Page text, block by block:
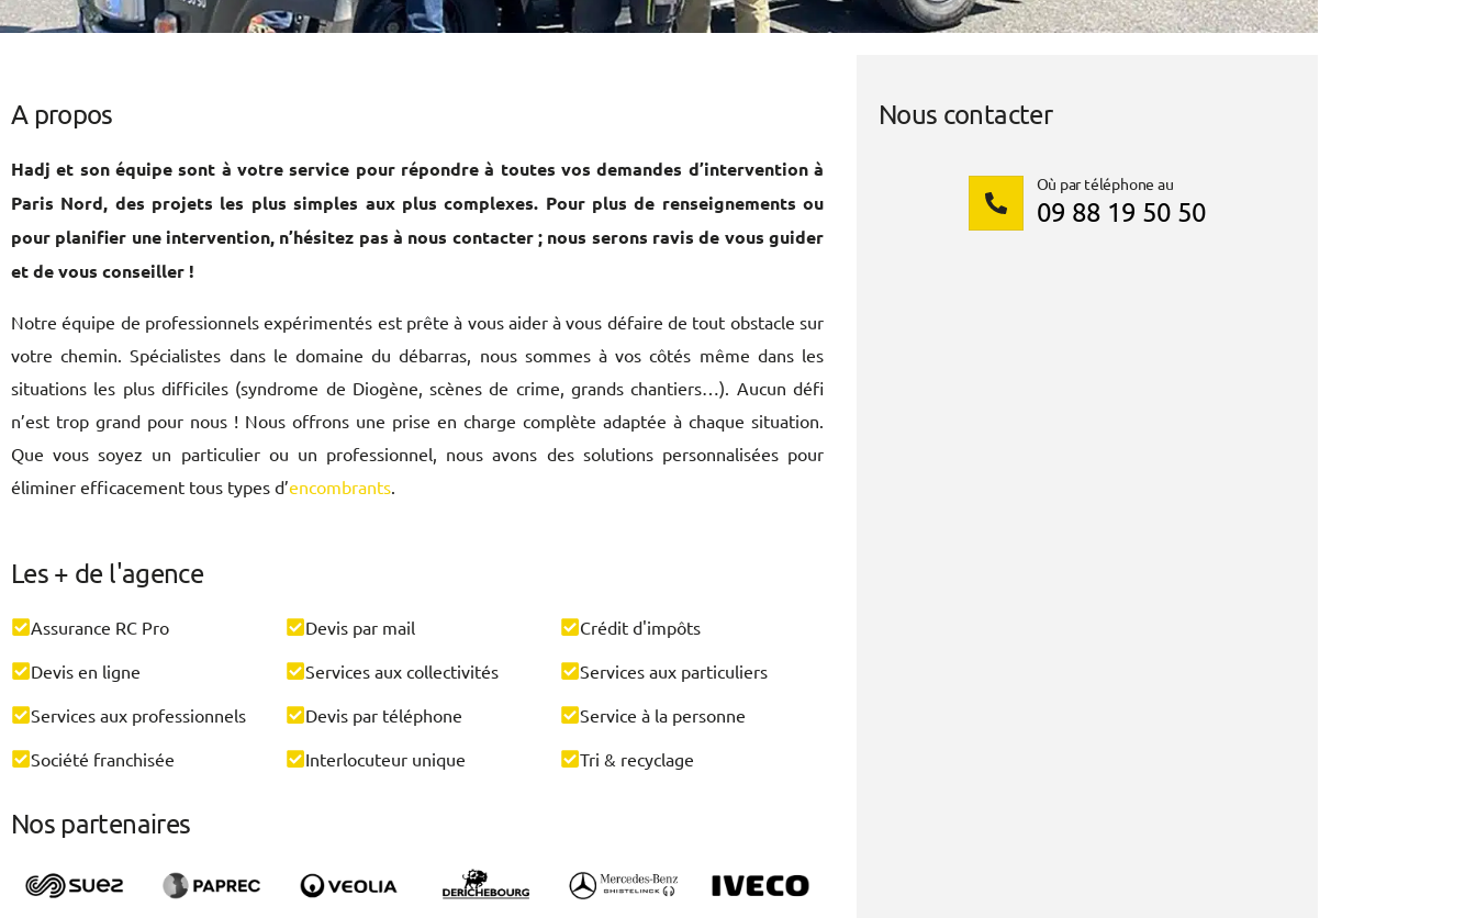
A propos
Hadj et son équipe sont à votre service pour répondre à toutes vos demandes d’intervention à
Paris Nord, des projets les plus simples aux plus complexes. Pour plus de renseignements ou
pour planifier une intervention, n’hésitez pas à nous contacter ; nous serons ravis de vous guider
et de vous conseiller !
Notre équipe de professionnels expérimentés est prête à vous aider à vous défaire de tout obstacle sur
votre chemin. Spécialistes dans le domaine du débarras, nous sommes à vos côtés même dans les
situations les plus difficiles (syndrome de Diogène, scènes de crime, grands chantiers…). Aucun défi
n’est trop grand pour nous ! Nous offrons une prise en charge complète adaptée à chaque situation.
Que vous soyez un particulier ou un professionnel, nous avons des solutions personnalisées pour
éliminer efficacement tous types d’encombrants.
Les + de l'agence
Assurance RC Pro Devis par mail
Crédit d'impôts
Devis en ligne
Services aux collectivités
Services aux particuliers
Services aux professionnels
Devis par téléphone
Service à la personne
Société franchisée
Interlocuteur unique Tri & recyclage
Nos partenaires
Nous contacter
Où par téléphone au
09 88 19 50 50